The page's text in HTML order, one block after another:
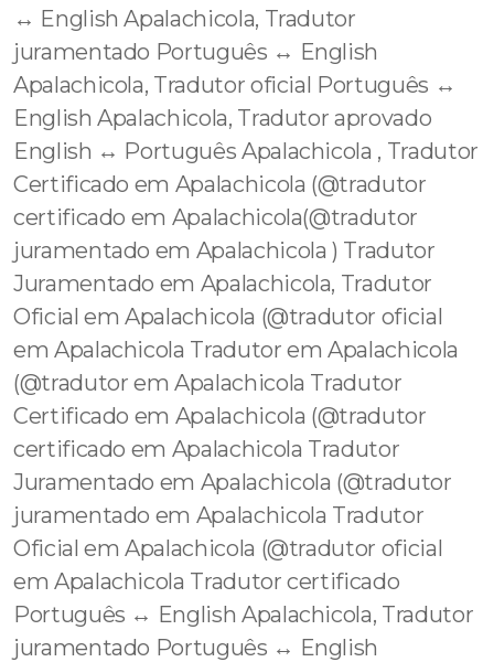
↔️ English Apalachicola, Tradutor
juramentado Português ↔️ English
Apalachicola, Tradutor oficial Português ↔️
English Apalachicola, Tradutor aprovado
English ↔️ Português Apalachicola , Tradutor
Certificado em Apalachicola (@tradutor
certificado em Apalachicola(@tradutor
juramentado em Apalachicola ) Tradutor
Juramentado em Apalachicola, Tradutor
Oficial em Apalachicola (@tradutor oficial
em Apalachicola Tradutor em Apalachicola
(@tradutor em Apalachicola Tradutor
Certificado em Apalachicola (@tradutor
certificado em Apalachicola Tradutor
Juramentado em Apalachicola (@tradutor
juramentado em Apalachicola Tradutor
Oficial em Apalachicola (@tradutor oficial
em Apalachicola Tradutor certificado
Português ↔️ English Apalachicola, Tradutor
juramentado Português ↔️ English